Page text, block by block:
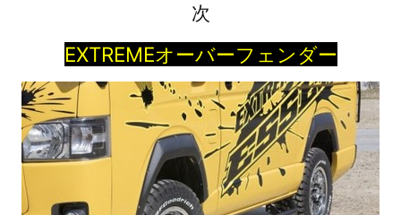
次
EXTREMEオーバーフェンダー